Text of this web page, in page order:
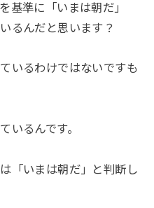
基準に「いまは朝だ」
るんだと思います？
いるわけではないですも
いるんです。
「いまは朝だ」と判断し